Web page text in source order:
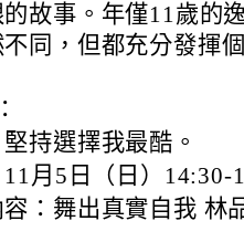
故事。年僅11歲的
同，但都充分發揮
持選擇我最酷。
11月5日（日）14:30-
：舞出真實自我 林